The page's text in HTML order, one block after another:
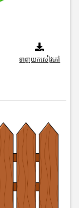
ទាញយកសៀវភៅ